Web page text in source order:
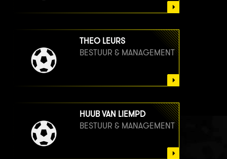
THEO LEURS
BESTUUR & MANAGEMENT
HUUB VAN LIEMPD
BESTUUR & MANAGEMENT